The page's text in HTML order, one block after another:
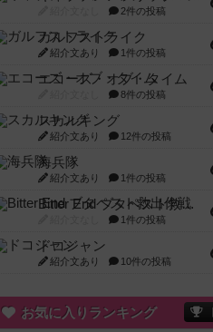
2件の投稿
ガルフストライク
紹介文あり 1件の投稿
エコーズ・オブ・タイム
8件の投稿
スカルキング
紹介文あり 12件の投稿
海兵隊
紹介文あり 1件の投稿
Bitter End ブタペスト救出作戦
1件の投稿
ドコジャン
紹介文あり 10件の投稿
お気に入りランキング